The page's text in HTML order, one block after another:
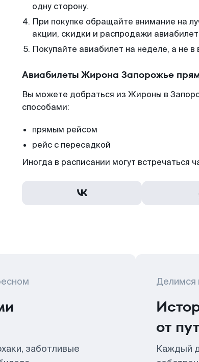
одну сторону.
При покупке обращайте внимание на
акции, скидки и распродажи
Покупайте авиабилет на неделе, а не в
Авиабилеты Жирона Запорожье
Вы можете добраться из Жироны в
способами:
прямым рейсом
рейс с пересадкой
Иногда в расписании могут встречаться
заботливые
Делимся
от
Каждый